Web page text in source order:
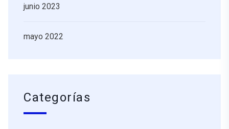
junio 2023
mayo 2022
Categorías